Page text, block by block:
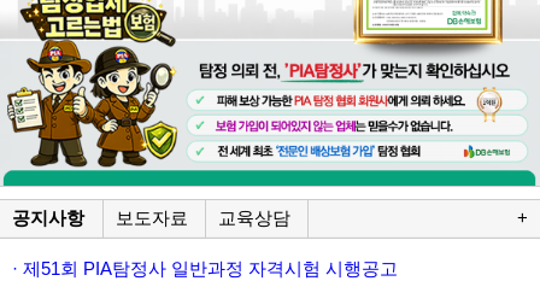
공지사항 보도자료 교육상담 +
· 제51회 PIA탐정사 일반과정 자격시험 시행공고